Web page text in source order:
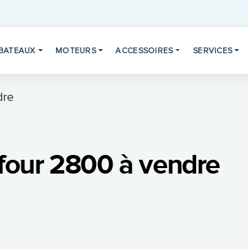
MOTEURS ACCESSOIRES SERVICES
2800 à vendre